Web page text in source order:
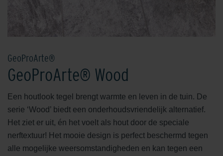
GeoProArte®
GeoProArte® Wood
Een houtlook tegel brengt warmte en leven in de tuin. De
serie ‘Wood’ biedt een onderhoudsvriendelijk alternatief.
Het ziet er uit, én het voelt als hout door de speciale
nerftextuur! Het mooie design is perfect beschermd tegen
alle mogelijke weersomstandigheden en kan tegen een